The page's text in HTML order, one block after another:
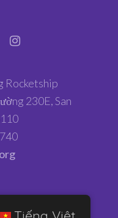
Rocketship
230E, San